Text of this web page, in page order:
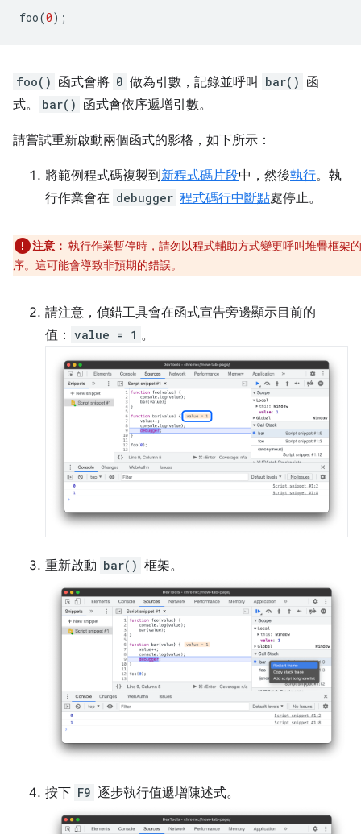
foo(0);
foo() 函式會將 0 做為引數，記錄並呼叫 bar() 函
式。
bar() 函式會依序遞增引數。
請嘗試重新啟動兩個函式的影格，如下所示：
將範例程式碼複製到新程式碼片段中，然後執行。執
行作業會在 debugger 程式碼行中斷點處停止。
注意： 執行作業暫停時，請勿以程式輔助方式變更呼叫堆疊框架
序。這可能會導致非預期的錯誤。
請注意，偵錯工具會在函式宣告旁邊顯示目前的
值： value = 1 。
重新啟動 bar() 框架。
按下 F9 逐步執行值遞增陳述式。